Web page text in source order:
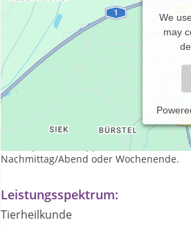
We
may
Praxiszeiten:
Gerne per WhatsApp eine Nachricht
Nachmittag/Abend oder Wochenende.
Leistungsspektrum:
Tierheilkunde